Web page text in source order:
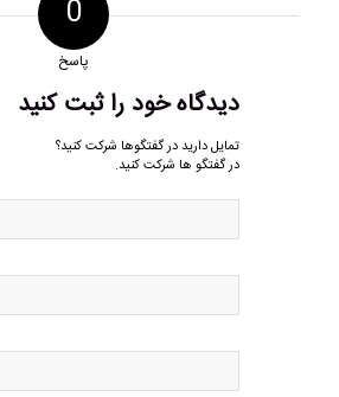
0
پاسخ
دیدگاه خود را ثبت کنید
تمایل دارید در گفتگوها شرکت کنید؟
در گفتگو ها شرکت کنید.